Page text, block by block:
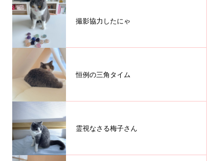
撮影協力したにゃ
恒例の三角タイム
霊視なさる梅子さん